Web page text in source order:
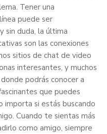
Tener una
puede ser
sin duda, la última
son las conexiones
sitios de chat de video
interesantes, y muchos
podrás conocer a
que puedes
importa si estás buscando
Cuando te sientas más
como amigo, siempre